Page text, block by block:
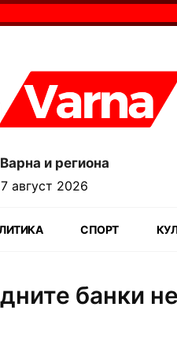
и региона
август 2026
СПОРТ
банки